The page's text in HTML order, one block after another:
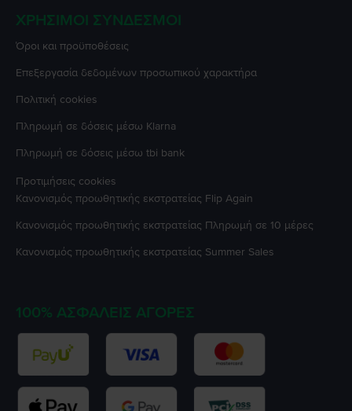
ΧΡΉΣΙΜΟΙ ΣΎΝΔΕΣΜΟΙ
Όροι και προϋποθέσεις
Επεξεργασία δεδομένων προσωπικού χαρακτήρα
Πολιτική cookies
Πληρωμή σε δόσεις μέσω Klarna
Πληρωμή σε δόσεις μέσω tbi bank
Προτιμήσεις cookies
Κανονισμός προωθητικής εκστρατείας Flip Again
Κανονισμός προωθητικής εκστρατείας Πληρωμή σε 10 μέρες
Κανονισμός προωθητικής εκστρατείας Summer Sales
100% ΑΣΦΑΛΕΊΣ ΑΓΟΡΈΣ